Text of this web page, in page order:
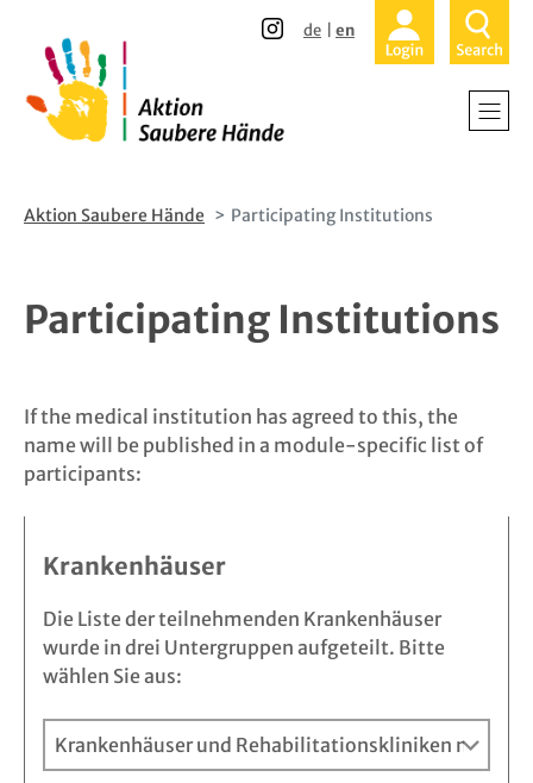
zum
Inhalt
zur
Hauptnavigation
de en
Aktion Saubere Hände Participating Institutions
Participating Institutions
If the medical institution has agreed to this, the
name will be published in a module-specific list of
participants:
Krankenhäuser
Die Liste der teilnehmenden Krankenhäuser
wurde in drei Untergruppen aufgeteilt. Bitte
wählen Sie aus: